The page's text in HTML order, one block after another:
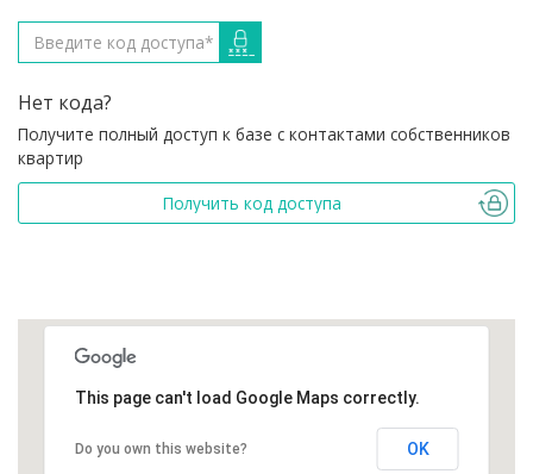
Нет кода?
Получите полный доступ к базе с контактами собственников
квартир
Получить код доступа
This page can't load Google Maps correctly.
Do you own this website? OK